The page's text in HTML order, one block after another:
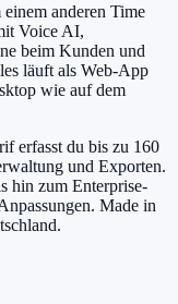
anderen Time
Voice AI,
beim Kunden und
läuft als Web-App
wie auf dem
erfasst du bis zu 160
und Exporten.
hin zum Enterprise-
Made in